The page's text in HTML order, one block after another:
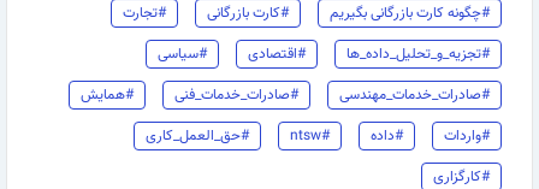
#چگونه کارت بازرگانی بگیریم
#کارت بازرگانی
#تجارت
#تجزیه_و_تحلیل_داده_ها
#اقتصادی
#سیاسی
#صادرات_خدمات_مهندسی
#صادرات_خدمات_فنی
#همایش
#واردات
#داده #ntsw
#حق_العمل_کاری
#کارگزاری